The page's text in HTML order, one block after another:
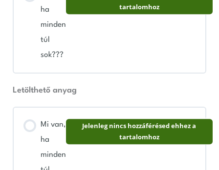
ha
minden
túl
sok???
tartalomhoz
Letölthető anyag
Mi van,
ha
minden
Jelenleg nincs hozzáférésed ehhez a
tartalomhoz